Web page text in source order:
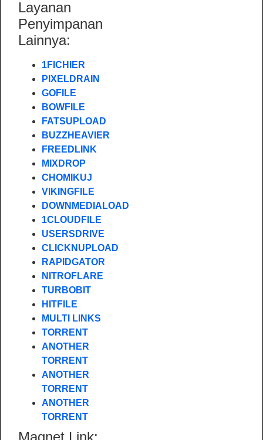
Layanan
Penyimpanan
Lainnya:
1FICHIER
PIXELDRAIN
GOFILE
BOWFILE
FATSUPLOAD
BUZZHEAVIER
FREEDLINK
MIXDROP
CHOMIKUJ
VIKINGFILE
DOWNMEDIALOAD
1CLOUDFILE
USERSDRIVE
CLICKNUPLOAD
RAPIDGATOR
NITROFLARE
TURBOBIT
HITFILE
MULTI LINKS
TORRENT
ANOTHER
TORRENT
ANOTHER
TORRENT
ANOTHER
TORRENT
Magnet Link: